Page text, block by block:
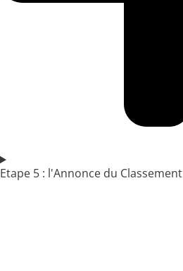
Etape 5 : l'Annonce du Classement